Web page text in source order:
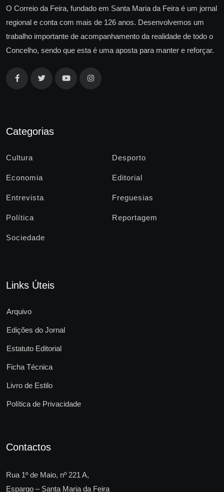
O Correio da Feira, fundado em Santa Maria da Feira é um jornal
regional e conta com mais de 126 anos. Desenvolvemos um
trabalho importante de acompanhamento da realidade de todo o
Concelho, sendo que esta é uma aposta para manter e reforçar.
Categorias
Cultura Desporto
Economia Editorial
Entrevista Freguesias
Política Reportagem
Sociedade
Links Úteis
Arquivo
Edições do Jornal
Estatuto Editorial
Ficha Técnica
Livro de Estilo
Política de Privacidade
Contactos
Rua 1º de Maio, nº 221 A,
Espargo – Santa Maria da Feira